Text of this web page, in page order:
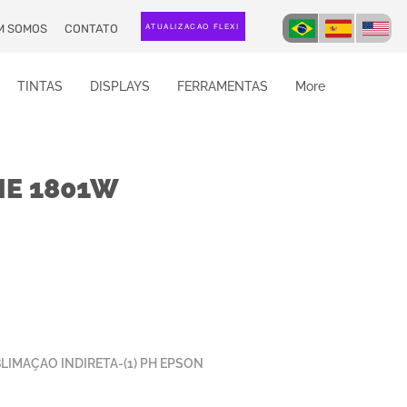
SOMOS CONTATO ATUALIZAÇÃO FLEXI
TINTAS DISPLAYS FERRAMENTAS More
1801W
INDIRETA-(1) PH EPSON